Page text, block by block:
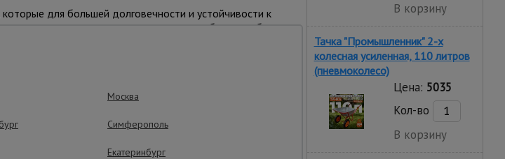
для большей долговечности и устойчивости к
колес данную вышку-туру можно быстро и без
работ вышку необходимо зафиксировать
тонко отрегулировать высоту вышки. Это
с необходимым оборудованием.
В корзину
Тачка "Промышленник" 2-х
колесная усиленная, 110 литров
(пневмоколесо)
Цена: 5035
Кол-во
В корзину
Москва
Симферополь
Екатеринбург